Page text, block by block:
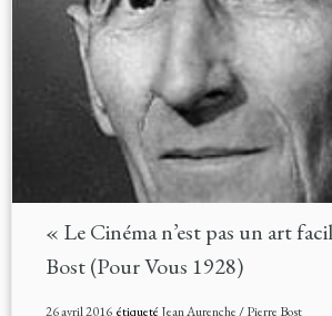
« Le Cinéma n’est pas un art
Bost (Pour Vous 1928)
26 avril 2016étiqueté Jean Aurenche/Pierre Bost